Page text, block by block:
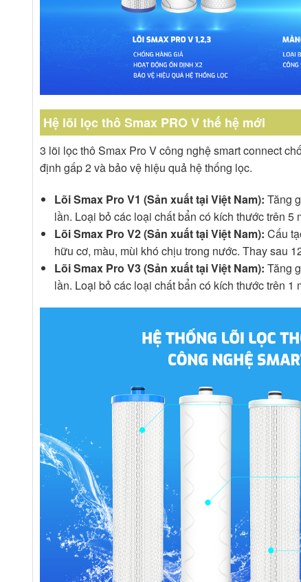
Hệ lõi lọc thô Smax PRO V thế hệ mới
3 lõi lọc thô Smax Pro V công nghệ smart connect
định gấp 2 và bảo vệ hiệu quả hệ thống lọc.
Lõi Smax Pro V1 (Sản xuất tại Việt Nam): Tăng
lần. Loại bỏ các loại chất bẩn có kích thước trên 5
Lõi Smax Pro V2 (Sản xuất tại Việt Nam): Cấu
hữu cơ, màu, mùi khó chịu trong nước. Thay sau
Lõi Smax Pro V3 (Sản xuất tại Việt Nam): Tăng
lần. Loại bỏ các loại chất bẩn có kích thước trên 1